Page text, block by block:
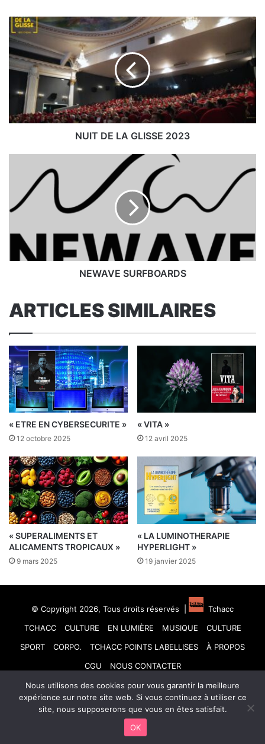
NUIT
DE
LA
GLISSE
2023
NUIT DE LA GLISSE 2023
SURFBOARDS
NEWAVE SURFBOARDS
ARTICLES SIMILAIRES
« ETRE EN CYBERSECURITE »
12 octobre 2025
« VITA »
12 avril 2025
« SUPERALIMENTS ET
ALICAMENTS TROPICAUX »
9 mars 2025
« LA LUMINOTHERAPIE
HYPERLIGHT »
19 janvier 2025
© Copyright 2026, Tous droits réservés |
Tchacc
TCHACC
CULTURE EN LUMIÈRE MUSIQUE
CULTURE
SPORT
CORPO. TCHACC POINTS LABELLISES
À PROPOS
CGU
NOUS CONTACTER
Facebook
X LinkedinYouTubeInstagram
TikTok
Nous utilisons des cookies pour vous garantir la meilleure
expérience sur notre site web. Si vous continuez à utiliser ce
site, nous supposerons que vous en êtes satisfait.
OK